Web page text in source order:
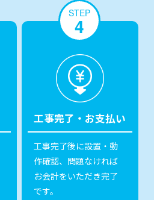
STEP
4
工事完了・お支払い
工事完了後に設置・動
作確認、問題なければ
お会計をいただき完了
です。